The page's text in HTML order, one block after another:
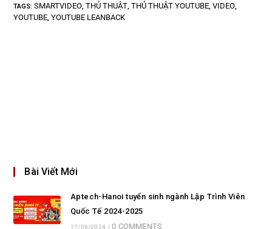
TAGS:SMARTVIDEO THỦ THUẬT THỦ THUẬT YOUTUBE VIDEO
YOUTUBE YOUTUBE LEANBACK
Bài Viết Mới
Aptech-Hanoi tuyển sinh ngành Lập Trình Viên
Quốc Tế 2024-2025
17/06/2024 / 0 COMMENTS